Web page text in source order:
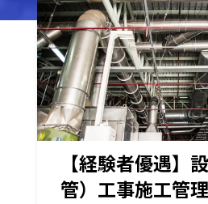
【経験者優遇】
管）工事施工管